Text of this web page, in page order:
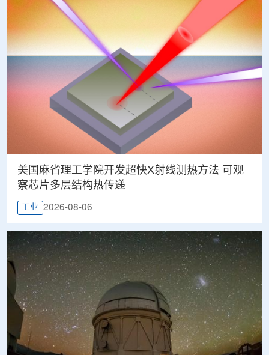
美国麻省理工学院开发超快X射线测热方法 可观
察芯片多层结构热传递
工业 2026-08-06